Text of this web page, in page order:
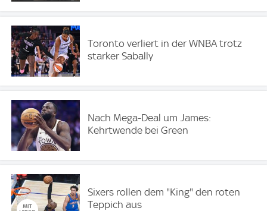
Toronto verliert in der WNBA trotz
starker Sabally
Nach Mega-Deal um James:
Kehrtwende bei Green
Sixers rollen dem "King" den roten
Teppich aus